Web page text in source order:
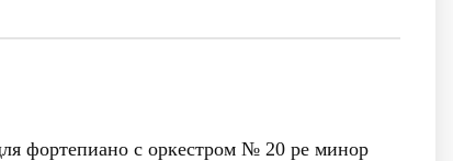
фортепиано с оркестром № 20 ре минор